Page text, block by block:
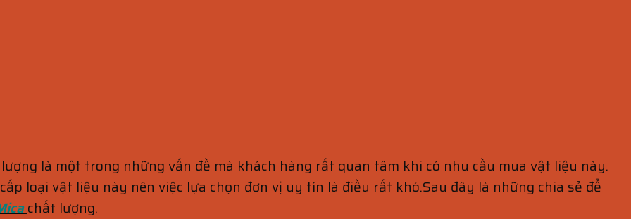
là một trong những vấn đề mà khách hàng rất quan tâm khi có nhu cầu mua vật liệu này.
loại vật liệu này nên việc lựa chọn đơn vị uy tín là điều rất khó.Sau đây là những chia sẻ để
chất lượng.